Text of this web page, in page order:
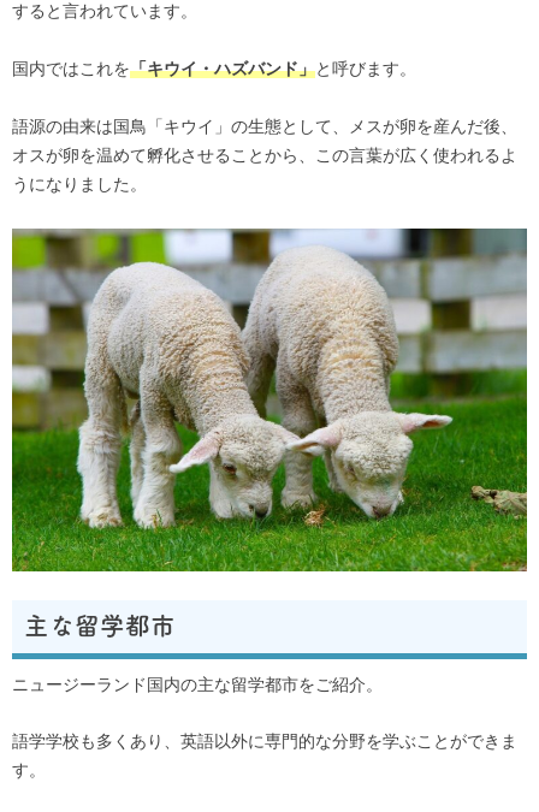
すると言われています。
国内ではこれを「キウイ・ハズバンド」と呼びます。
語源の由来は国鳥「キウイ」の生態として、メスが卵を産んだ後、
オスが卵を温めて孵化させることから、この言葉が広く使われるよ
うになりました。
主な留学都市
ニュージーランド国内の主な留学都市をご紹介。
語学学校も多くあり、英語以外に専門的な分野を学ぶことができま
す。